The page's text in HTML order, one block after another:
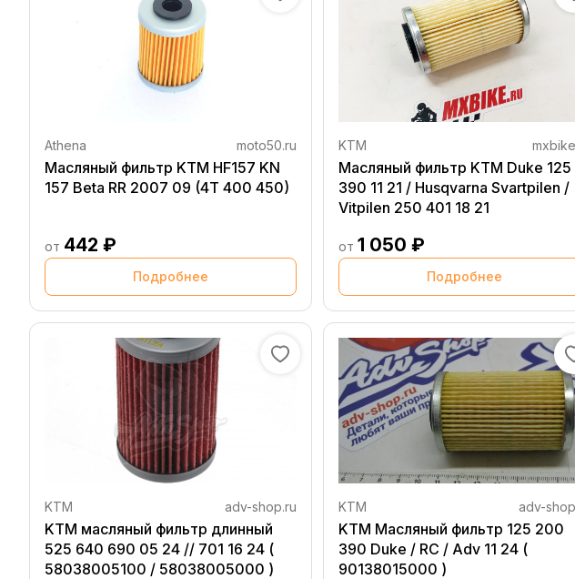
Athena moto50.ru
Масляный фильтр KTM HF157 KN
157 Beta RR 2007 09 (4T 400 450)
от 442 ₽
Подробнее
KTM
Масляный фильтр KTM Duke 125
390 11 21 / Husqvarna Svartpilen /
Vitpilen 250 401 18 21
от 1 050 ₽
Подробнее
KTM adv-shop.ru
KTM масляный фильтр длинный
525 640 690 05 24 // 701 16 24 (
58038005100 / 58038005000 )
KTM adv-
KTM Масляный фильтр 125 200
390 Duke / RC / Adv 11 24 (
90138015000 )